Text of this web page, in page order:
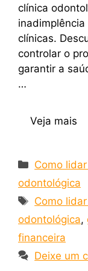
clínica
clínicas.
controlar o
garantir a
…
Veja mais
Como
odontológica
Como
odontológica,
financeira
Deixe um